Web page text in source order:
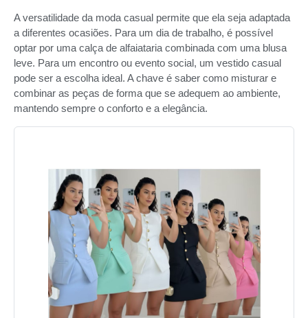
A versatilidade da moda casual permite que ela seja adaptada
a diferentes ocasiões. Para um dia de trabalho, é possível
optar por uma calça de alfaiataria combinada com uma blusa
leve. Para um encontro ou evento social, um vestido casual
pode ser a escolha ideal. A chave é saber como misturar e
combinar as peças de forma que se adequem ao ambiente,
mantendo sempre o conforto e a elegância.